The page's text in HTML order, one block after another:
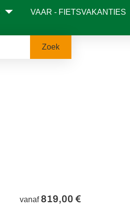
VAAR - FIETSVAKANTIES
Zoek
vanaf 819,00 €